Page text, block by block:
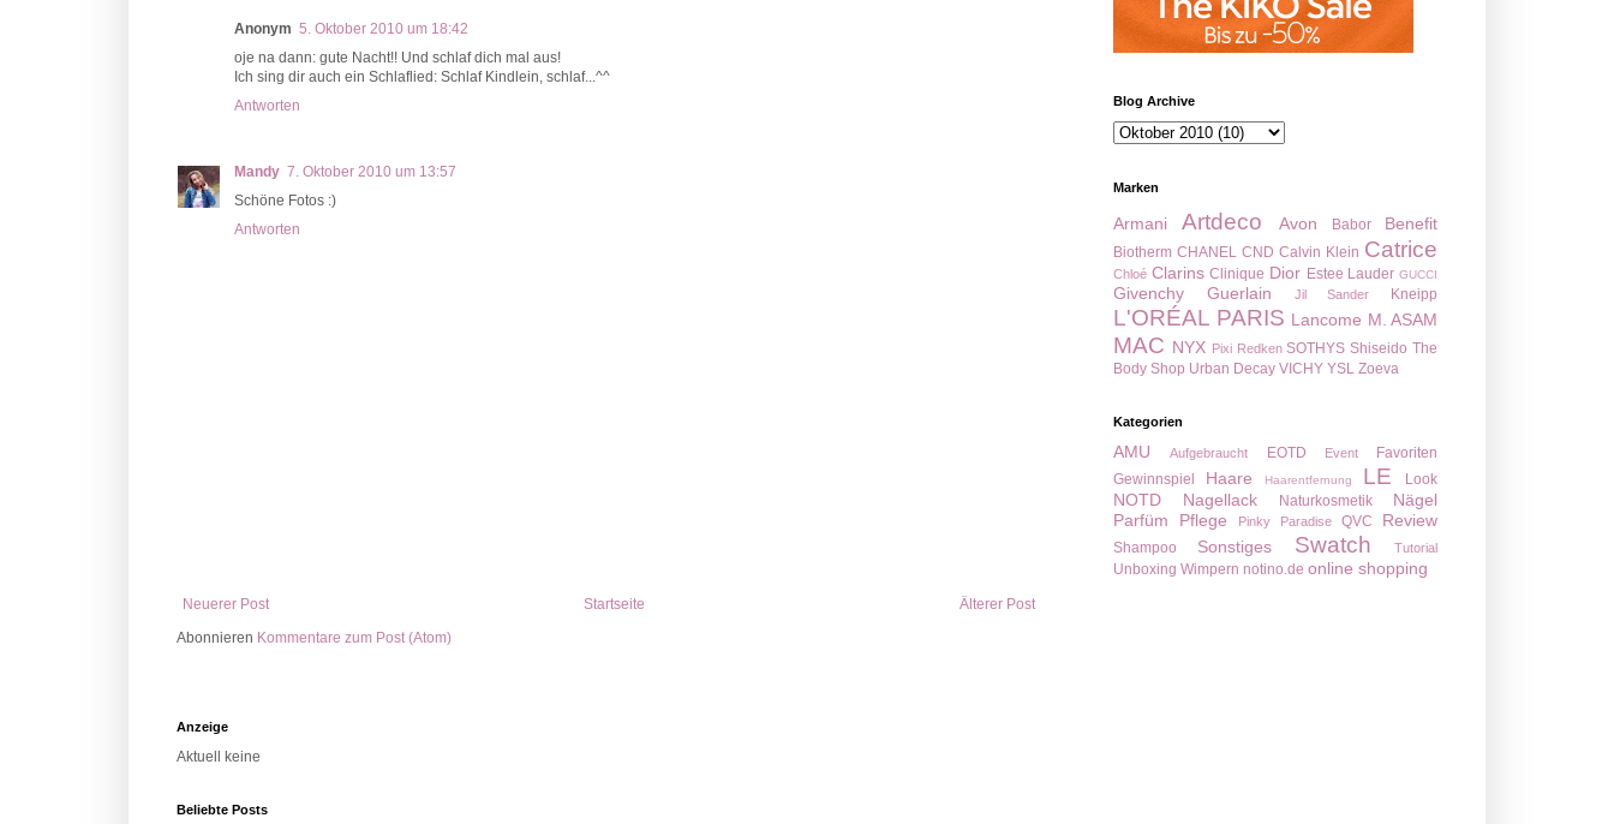
Anonym 5. Oktober 2010 um 18:42
oje na dann: gute Nacht!! Und schlaf dich mal aus!
Ich sing dir auch ein Schlaflied: Schlaf Kindlein, schlaf...^^
Antworten
Mandy 7. Oktober 2010 um 13:57
Schöne Fotos :)
Antworten
Neuerer Post Älterer Post
Startseite
Abonnieren Kommentare zum Post (Atom)
Blog Archive
Marken
Armani Artdeco Avon Babor Benefit
Biotherm CHANEL CND Calvin Klein Catrice
Chloé Clarins Clinique Dior Estee Lauder GUCCI
Givenchy Guerlain Jil Sander Kneipp
L'ORÉAL PARIS Lancome M. ASAM
MAC NYX Pixi Redken SOTHYS Shiseido The
Body Shop Urban Decay VICHY YSL Zoeva
Kategorien
AMU Aufgebraucht EOTD Event
Favoriten
Gewinnspiel
Haare Haarentfernung LE Look
NOTD Nagellack Naturkosmetik
Nägel
Parfüm
Pflege Pinky Paradise QVC Review
Shampoo Sonstiges Swatch Tutorial
Unboxing Wimpern notino.de online shopping
Anzeige
Aktuell keine
Beliebte Posts